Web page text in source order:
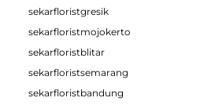
sekarfloristgresik
sekarfloristmojokerto
sekarfloristblitar
sekarfloristsemarang
sekarfloristbandung